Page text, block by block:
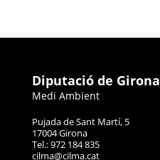
Diputació de Girona
Medi Ambient
Pujada de Sant Martí, 5
17004 Girona
Tel.: 972 184 835
cilma@cilma.cat